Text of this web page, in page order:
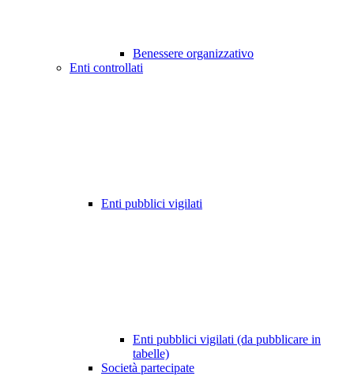
Benessere organizzativo
Enti controllati
Enti pubblici vigilati
Enti pubblici vigilati (da pubblicare in
tabelle)
Società partecipate